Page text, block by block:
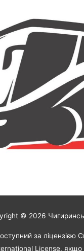
© 2026
за ліцензією
License, якщо